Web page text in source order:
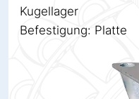
Kugellager
Befestigung: Platte